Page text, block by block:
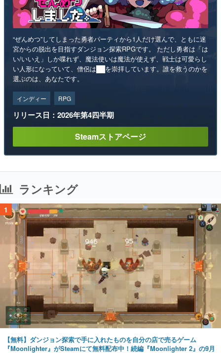
“ぜんめつ”してしまった勇者パーティから1人だけ選んで、ともに迷
宮からの脱出を目指すダンジョン探索RPGです。 ただし勇者は「は
い/いいえ」しか喋れず、魔法使いは魔法が使えず、戦士は可愛らし
い人形になっていて、僧侶は██を崇拝しています。誰を救うのかを
選ぶのは、あなたです。
インディー RPG
リリース日：2026年第4四半期
Steamストアページ
ランキング
1
【無料】ダンジョン探索で手に入れたものを自分の店で売るゲーム
『Moonlighter』がSteamにて無料配布中！続編『Moonlighter 2』の9月